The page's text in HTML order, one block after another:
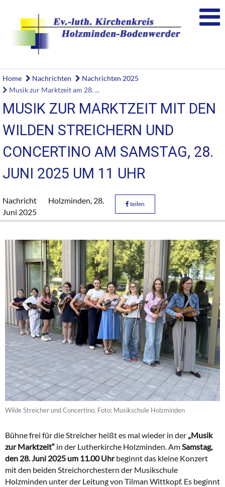
Home Nachrichten
Nachrichten 2025
Musik zur Marktzeit am 28. ...
MUSIK ZUR MARKTZEIT MIT DEN
WILDEN STREICHERN UND
CONCERTINO AM SAMSTAG, 28.
JUNI 2025 UM 11 UHR
Nachricht Holzminden, 28.
Juni 2025
teilen
Wilde Streicher und Concertino. Foto: Musikschule Holzminden
Bühne frei für die Streicher heißt es mal wieder in der „Musik
zur Marktzeit“ in der Lutherkirche Holzminden. AmSamstag,
den 28. Juni 2025 um 11.00 Uhrbeginnt das kleine Konzert
mit den beiden Streichorchestern der Musikschule
Holzminden unter der Leitung von Tilman Wittkopf. Es beginnt